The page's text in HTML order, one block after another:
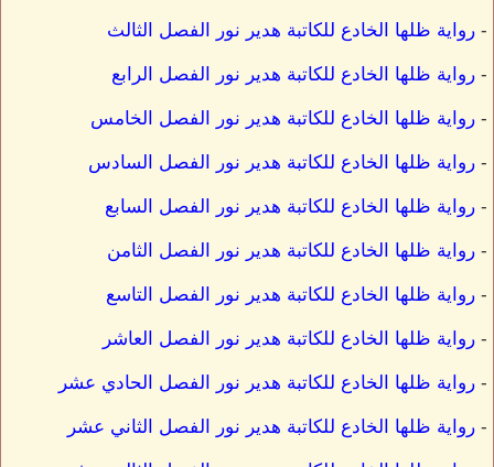
- رواية ظلها الخادع للكاتبة هدير نور الفصل الثالث
- رواية ظلها الخادع للكاتبة هدير نور الفصل الرابع
- رواية ظلها الخادع للكاتبة هدير نور الفصل الخامس
- رواية ظلها الخادع للكاتبة هدير نور الفصل السادس
- رواية ظلها الخادع للكاتبة هدير نور الفصل السابع
- رواية ظلها الخادع للكاتبة هدير نور الفصل الثامن
- رواية ظلها الخادع للكاتبة هدير نور الفصل التاسع
- رواية ظلها الخادع للكاتبة هدير نور الفصل العاشر
- رواية ظلها الخادع للكاتبة هدير نور الفصل الحادي عشر
- رواية ظلها الخادع للكاتبة هدير نور الفصل الثاني عشر